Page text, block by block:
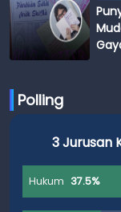
Polling
3 Jurusan
Hukum 37.5%